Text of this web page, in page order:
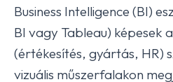
Business Intelligence (BI)
BI vagy Tableau) képesek
(értékesítés, gyártás, HR)
vizuális műszerfalakon